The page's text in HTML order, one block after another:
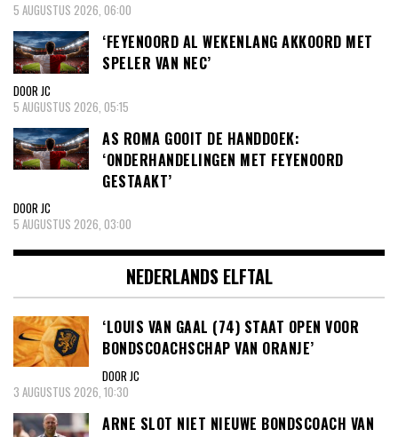
5 AUGUSTUS 2026, 06:00
‘FEYENOORD AL WEKENLANG AKKOORD MET
SPELER VAN NEC’
DOOR JC
5 AUGUSTUS 2026, 05:15
AS ROMA GOOIT DE HANDDOEK:
‘ONDERHANDELINGEN MET FEYENOORD
GESTAAKT’
DOOR JC
5 AUGUSTUS 2026, 03:00
NEDERLANDS ELFTAL
‘LOUIS VAN GAAL (74) STAAT OPEN VOOR
BONDSCOACHSCHAP VAN ORANJE’
DOOR JC
3 AUGUSTUS 2026, 10:30
ARNE SLOT NIET NIEUWE BONDSCOACH VAN